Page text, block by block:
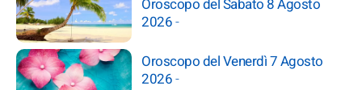
Oroscopo del Sabato 8 Agosto
2026-
Oroscopo del Venerdì 7 Agosto
2026-